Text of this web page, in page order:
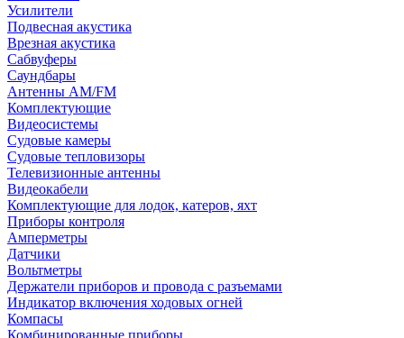
Усилители
Подвесная акустика
Врезная акустика
Сабвуферы
Саундбары
Антенны AM/FM
Комплектующие
Видеосистемы
Судовые камеры
Cудовые тепловизоры
Телевизионные антенны
Видеокабели
Комплектующие для лодок, катеров, яхт
Приборы контроля
Амперметры
Датчики
Вольтметры
Держатели приборов и провода с разъемами
Индикатор включения ходовых огней
Компасы
Комбинированные приборы